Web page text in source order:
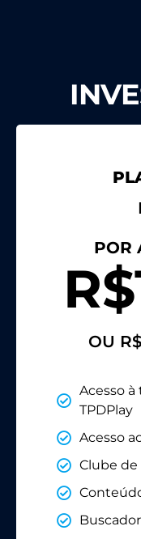
POR
OU
Acesso
TPDPlay
Acesso
Clube de